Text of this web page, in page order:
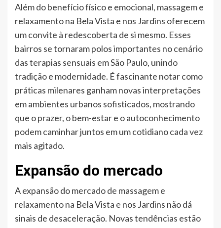
Além do benefício físico e emocional, massagem e
relaxamento na Bela Vista e nos Jardins oferecem
um convite à redescoberta de si mesmo. Esses
bairros se tornaram polos importantes no cenário
das terapias sensuais em São Paulo, unindo
tradição e modernidade. É fascinante notar como
práticas milenares ganham novas interpretações
em ambientes urbanos sofisticados, mostrando
que o prazer, o bem-estar e o autoconhecimento
podem caminhar juntos em um cotidiano cada vez
mais agitado.
Expansão do mercado
A expansão do mercado de massagem e
relaxamento na Bela Vista e nos Jardins não dá
sinais de desaceleração. Novas tendências estão